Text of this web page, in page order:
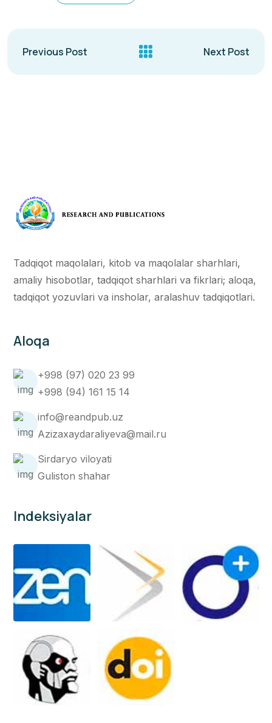
Previous Post Next Post
Tadqiqot maqolalari, kitob va maqolalar sharhlari,
amaliy hisobotlar, tadqiqot sharhlari va fikrlari; aloqa,
tadqiqot yozuvlari va insholar, aralashuv tadqiqotlari.
Aloqa
+998 (97) 020 23 99
+998 (94) 161 15 14
info@reandpub.uz
Azizaxaydaraliyeva@mail.ru
Sirdaryo viloyati
Guliston shahar
Indeksiyalar